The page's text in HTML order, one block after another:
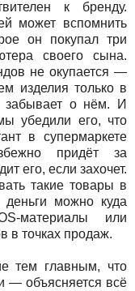
к бренду.
может вспомнить
он покупал три
своего сына.
не окупается —
изделия только в
забывает о нём. И
убедили его, что
в супермаркете
придёт за
его, если захочет.
такие товары в
можно куда
материалы или
в точках продаж.
тем главным, что
— объясняется всё